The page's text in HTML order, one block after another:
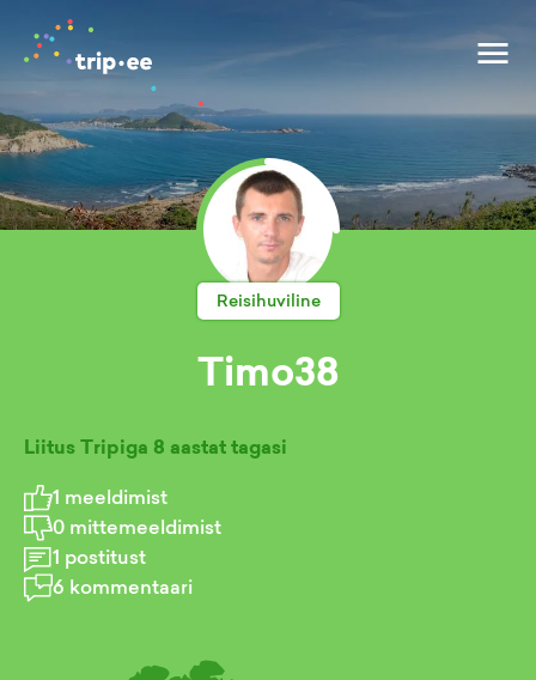
Reisihuviline
Timo38
Liitus Tripiga 8 aastat tagasi
1 meeldimist
0 mittemeeldimist
1 postitust
6 kommentaari